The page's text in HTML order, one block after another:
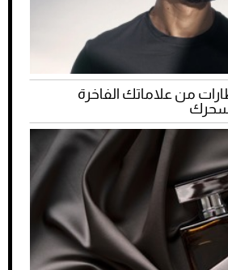
لا تُقاوم: 5 نظارات من علاماتك الفاخرة
سحرك